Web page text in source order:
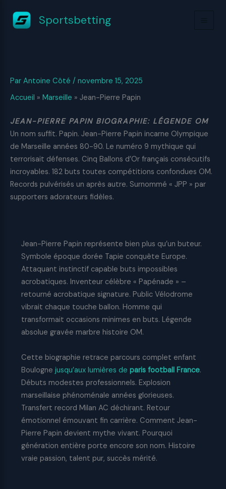
contenu
Sportsbetting
Par Antoine Côté / novembre 15, 2025
Accueil » Marseille » Jean-Pierre Papin
JEAN-PIERRE PAPIN BIOGRAPHIE: LÉGENDE OM
Un nom suffit. Papin. Jean-Pierre Papin incarne Olympique
de Marseille années 80-90. Le numéro 9 mythique qui
terrorisait défenses. Cinq Ballons d’Or français consécutifs
incroyables. 182 buts toutes compétitions confondues OM.
Records pulvérisés un après autre. Surnommé « JPP » par
supporters adorateurs fidèles.
Jean-Pierre Papin représente bien plus qu’un buteur.
Symbole époque dorée Tapie conquête Europe.
Attaquant instinctif capable buts impossibles
acrobatiques. Inventeur célèbre « Papénade » –
retourné acrobatique signature. Public Vélodrome
vibrait chaque touche ballon. Homme qui
transformait occasions minimes en buts. Légende
absolue gravée marbre histoire OM.
Cette biographie retrace parcours complet enfant
Boulogne jusqu’aux lumières de paris football France.
Débuts modestes professionnels. Explosion
marseillaise phénoménale années glorieuses.
Transfert record Milan AC déchirant. Retour
émotionnel émouvant fin carrière. Comment Jean-
Pierre Papin devient mythe vivant. Pourquoi
génération entière porte encore son nom. Histoire
vraie passion, talent pur, succès mérité.